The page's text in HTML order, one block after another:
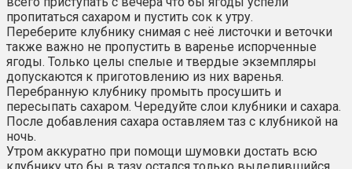
пропитаться сахаром и пустить сок к утру.
Переберите клубнику снимая с неё листочки и веточки
также важно не пропустить в варенье испорченные
ягоды. Только целы спелые и твердые экземпляры
допускаются к приготовлению из них варенья.
Перебранную клубнику промыть просушить и
пересыпать сахаром. Чередуйте слои клубники и сахара.
После добавления сахара оставляем таз с клубникой на
ночь.
Утром аккуратно при помощи шумовки достать всю